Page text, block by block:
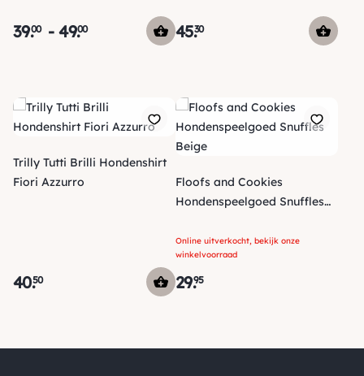
39.00 -49.00 45.30
Trilly Tutti Brilli Hondenshirt
Fiori Azzurro
40.50
Floofs and Cookies
Hondenspeelgoed Snuffles
Online uitverkocht, bekijk onze
winkelvoorraad
29.95